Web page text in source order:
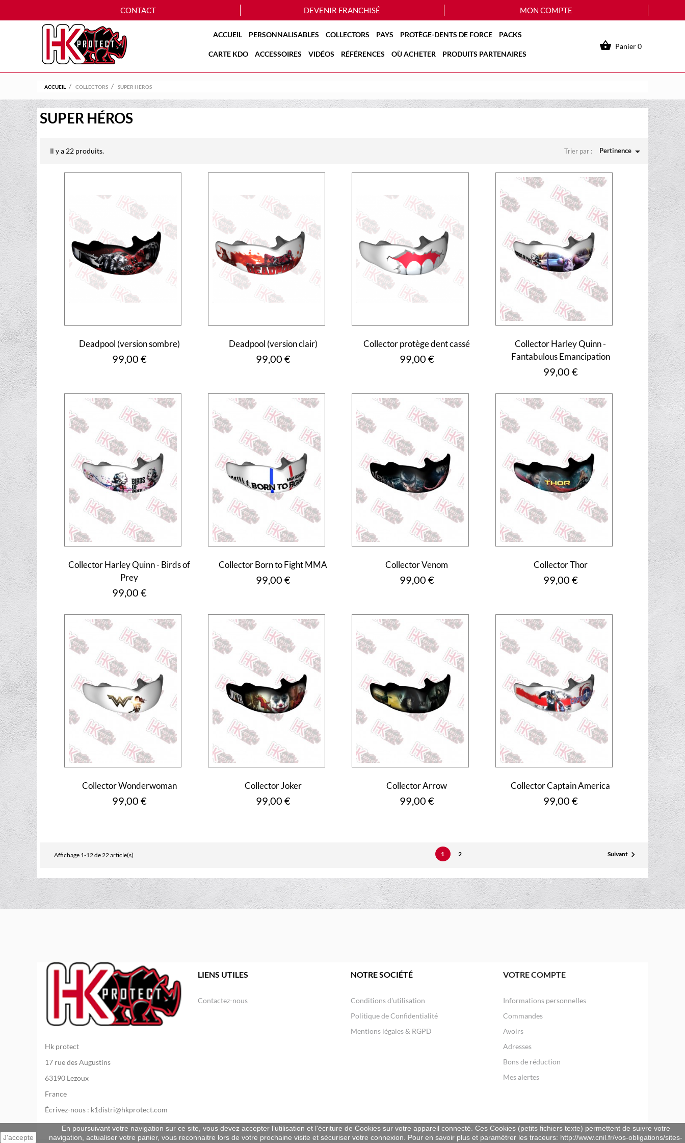
CONTACT DEVENIR FRANCHISÉ MON COMPTE
ACCUEIL PERSONNALISABLES COLLECTORS PAYS PROTÈGE-DENTS DE FORCE PACKS
CARTE KDO ACCESSOIRES VIDÉOS RÉFÉRENCES OÙ ACHETER PRODUITS PARTENAIRES
 Panier0
ACCUEIL COLLECTORS SUPER HÉROS
SUPER HÉROS
Il y a 22 produits. Trier par : Pertinence 
Deadpool (version sombre)
Prix
99,00 €
Deadpool (version clair)
Prix
99,00 €
Collector protège dent cassé
Prix
99,00 €
Collector Harley Quinn -
Fantabulous Emancipation
Prix
99,00 €
Collector Harley Quinn - Birds of
Prey
Prix
99,00 €
Collector Born to Fight MMA
Prix
99,00 €
Collector Venom
Prix
99,00 €
Collector Thor
Prix
99,00 €
Collector Wonderwoman
Prix
99,00 €
Collector Joker
Prix
99,00 €
Collector Arrow
Prix
99,00 €
Collector Captain America
Prix
99,00 €
Affichage 1-12 de 22 article(s) 1 2 Suivant
Hk protect
17 rue des Augustins
63190 Lezoux
France
Écrivez-nous : k1distri@hkprotect.com
LIENS UTILES
Contactez-nous
NOTRE SOCIÉTÉ
Conditions d'utilisation
Politique de Confidentialité
Mentions légales & RGPD
VOTRE COMPTE
Informations personnelles
Commandes
Avoirs
Adresses
Bons de réduction
Mes alertes
J'accepte
En poursuivant votre navigation sur ce site, vous devez accepter l’utilisation et l'écriture de Cookies sur votre appareil connecté. Ces Cookies (petits fichiers texte) permettent de suivre votre
navigation, actualiser votre panier, vous reconnaitre lors de votre prochaine visite et sécuriser votre connexion. Pour en savoir plus et paramétrer les traceurs: http://www.cnil.fr/vos-obligations/sites-